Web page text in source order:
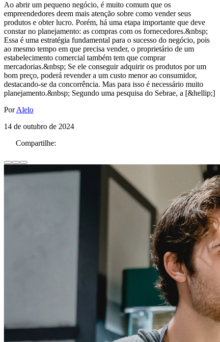
Ao abrir um pequeno negócio, é muito comum que os
empreendedores deem mais atenção sobre como vender seus
produtos e obter lucro. Porém, há uma etapa importante que deve
constar no planejamento: as compras com os fornecedores.&nbsp;
Essa é uma estratégia fundamental para o sucesso do negócio, pois
ao mesmo tempo em que precisa vender, o proprietário de um
estabelecimento comercial também tem que comprar
mercadorias.&nbsp; Se ele conseguir adquirir os produtos por um
bom preço, poderá revender a um custo menor ao consumidor,
destacando-se da concorrência. Mas para isso é necessário muito
planejamento.&nbsp; Segundo uma pesquisa do Sebrae, a [&hellip;]
PorAlelo
14 de outubro de 2024
Compartilhe: